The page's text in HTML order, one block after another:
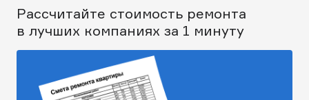
Рассчитайте стоимость ремонта
в лучших компаниях за 1 минуту